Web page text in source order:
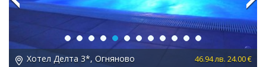
Хотел Делта 3*, Огняново 46.94 лв. 24.00 €
Previous Next